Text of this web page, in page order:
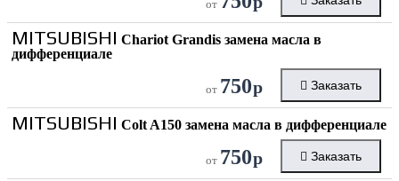
от
MITSUBISHI Chariot Grandis замена масла в
дифференциале
от 750р Заказать
MITSUBISHI Colt A150 замена масла в дифференциале
от 750р Заказать